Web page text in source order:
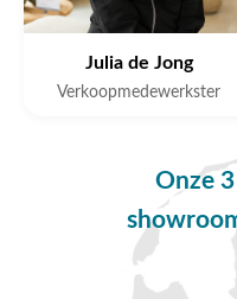
Julia de Jong
Verkoopmedewerkster
Onze